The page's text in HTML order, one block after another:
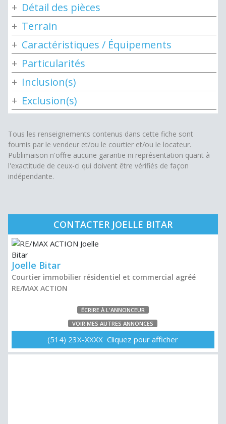
Détail des pièces
Terrain
Caractéristiques / Équipements
Particularités
Inclusion(s)
Exclusion(s)
Tous les renseignements contenus dans cette fiche sont
fournis par le vendeur et/ou le courtier et/ou le locateur.
Publimaison n'offre aucune garantie ni représentation quant à
l'exactitude de ceux-ci qui doivent être vérifiés de façon
indépendante.
CONTACTER JOELLE BITAR
Joelle Bitar
Courtier immobilier résidentiel et commercial agréé
RE/MAX ACTION
ÉCRIRE À L'ANNONCEUR
VOIR MES AUTRES ANNONCES
(514) 23X-XXXX Cliquez pour afficher